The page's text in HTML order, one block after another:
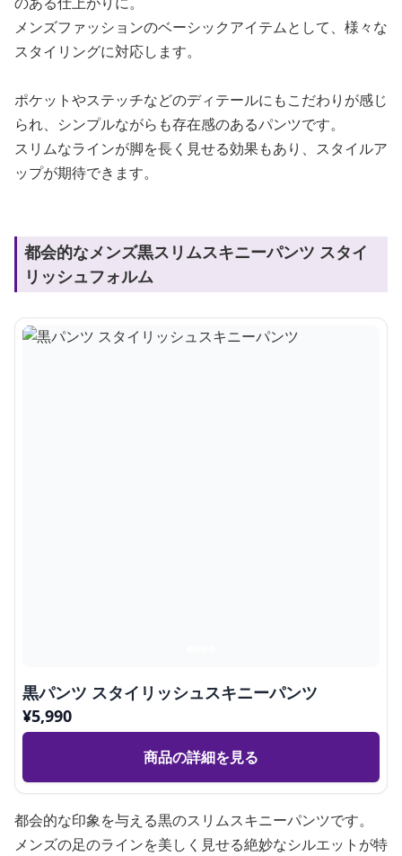
メンズファッションのベーシックアイテムとして、様々な
スタイリングに対応します。
ポケットやステッチなどのディテールにもこだわりが感じ
られ、シンプルながらも存在感のあるパンツです。
スリムなラインが脚を長く見せる効果もあり、スタイルア
ップが期待できます。
都会的なメンズ黒スリムスキニーパンツ スタイ
リッシュフォルム
黒パンツ スタイリッシュスキニーパンツ
¥5,990
商品の詳細を見る
都会的な印象を与える黒のスリムスキニーパンツです。
メンズの足のラインを美しく見せる絶妙なシルエットが特